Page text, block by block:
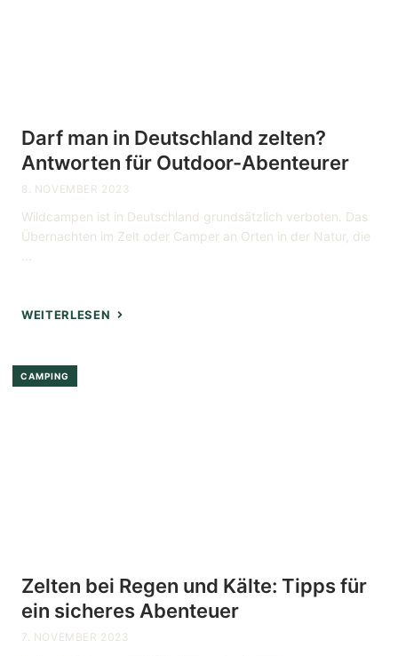
Darf man in Deutschland zelten?
Antworten für Outdoor-Abenteurer
8. NOVEMBER 2023
Wildcampen ist in Deutschland grundsätzlich verboten. Das
Übernachten im Zelt oder Camper an Orten in der Natur, die
WEITERLESEN
CAMPING
Zelten bei Regen und Kälte: Tipps für
ein sicheres Abenteuer
7. NOVEMBER 2023